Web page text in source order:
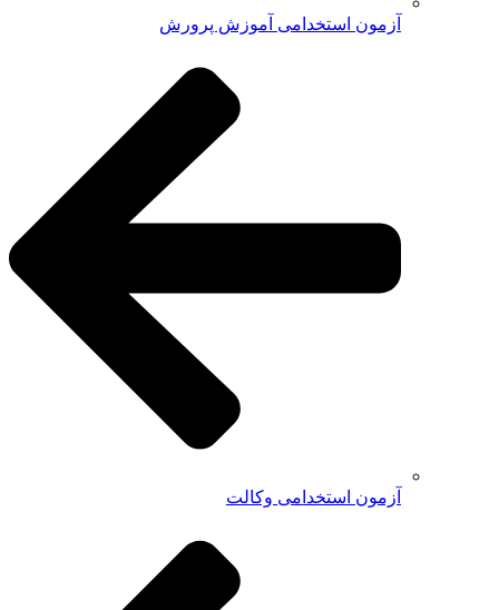
آزمون استخدامی آموزش پرورش
آزمون استخدامی وکالت